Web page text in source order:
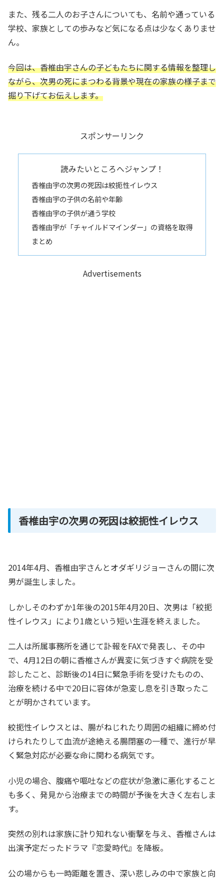
また、残る二人のお子さんについても、名前や通っている
学校、家族としての歩みなど気になる点は少なくありませ
ん。
今回は、香椎由宇さんの子どもたちに関する情報を整理し
ながら、次男の死にまつわる背景や現在の家族の様子まで
掘り下げてお伝えします。
スポンサーリンク
読みたいところへジャンプ！
香椎由宇の次男の死因は絞扼性イレウス
香椎由宇の子供の名前や年齢
香椎由宇の子供が通う学校
香椎由宇が「チャイルドマインダー」の資格を取得
まとめ
Advertisements
香椎由宇の次男の死因は絞扼性イレウス
2014年4月、香椎由宇さんとオダギリジョーさんの間に次
男が誕生しました。
しかしそのわずか1年後の2015年4月20日、次男は「絞扼
性イレウス」により1歳という短い生涯を終えました。
二人は所属事務所を通じて訃報をFAXで発表し、その中
で、4月12日の朝に香椎さんが異変に気づきすぐ病院を受
診したこと、診断後の14日に緊急手術を受けたものの、
治療を続ける中で20日に容体が急変し息を引き取ったこ
とが明かされています。
絞扼性イレウスとは、腸がねじれたり周囲の組織に締め付
けられたりして血流が途絶える腸閉塞の一種で、進行が早
く緊急対応が必要な命に関わる病気です。
小児の場合、腹痛や嘔吐などの症状が急激に悪化すること
も多く、発見から治療までの時間が予後を大きく左右しま
す。
突然の別れは家族に計り知れない衝撃を与え、香椎さんは
出演予定だったドラマ『恋愛時代』を降板。
公の場からも一時距離を置き、深い悲しみの中で家族と向